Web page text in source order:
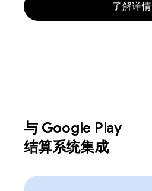
了解详情
与 Google Play
结算系统集成